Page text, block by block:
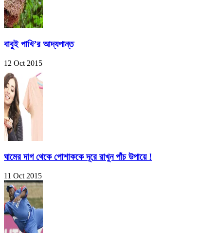
বাবুই পাখি’র আদ্যপান্ত
12 Oct 2015
ঘামের দাগ থেকে পোশাককে দূরে রাখুন পাঁচ উপায়ে !
11 Oct 2015